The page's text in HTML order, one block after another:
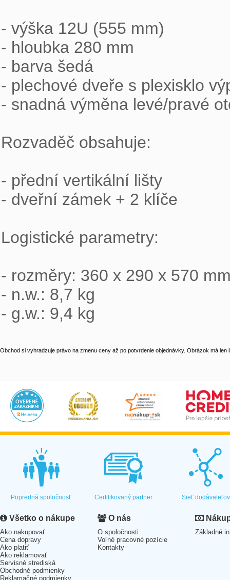
- výška 12U (555 mm)
- hloubka 280 mm
- barva šedá
- plechové dveře s plexisklo
- snadná výměna levé/pravé
Rozvaděč obsahuje:
- přední vertikální lišty
- dveřní zámek + 2 klíče
Logistické parametry:
- rozměry: 360 x 290 x 570
- n.w.: 8,7 kg
- g.w.: 9,4 kg
Obchod si vyhradzuje právo na zmenu ceny až po potvrdenie objednávky. Obrázok má len
Popredná spoločnosť Certifikovaný partner Sieť dodávateľov
Všetko o nákupe
Ako nakupovať
Cena dopravy
Ako platiť
Ako reklamovať
Servisné strediská
Obchodné podmienky
Reklamačné podmienky
O nás
O spoločnosti
Voľné pracovné pozície
Kontakty
Základné